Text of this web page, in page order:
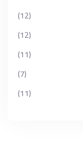
(12)
(12)
(11)
(7)
(11)